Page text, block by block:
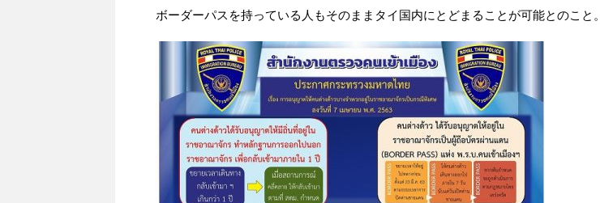
ボーダーパスを持っている人もそのままタイ国内にとどまることが可能とのこと。